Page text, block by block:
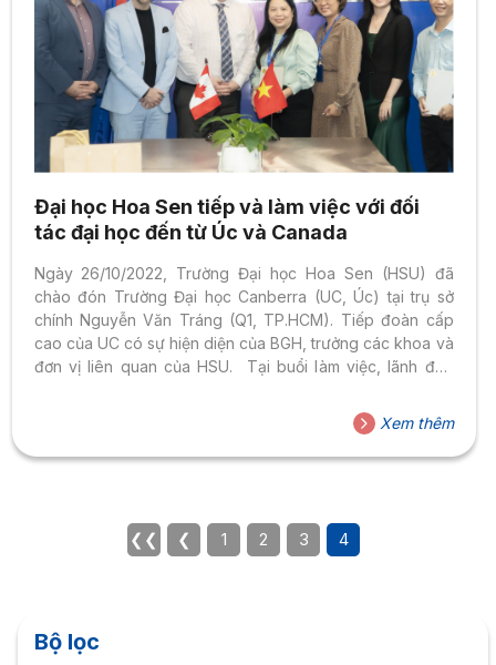
Đại học Hoa Sen tiếp và làm việc với đối
tác đại học đến từ Úc và Canada
Ngày 26/10/2022, Trường Đại học Hoa Sen (HSU) đã
chào đón Trường Đại học Canberra (UC, Úc) tại trụ sở
chính Nguyễn Văn Tráng (Q1, TP.HCM). Tiếp đoàn cấp
cao của UC có sự hiện diện của BGH, trưởng các khoa và
đơn vị liên quan của HSU. Tại buổi làm việc, lãnh đạo
của nhà trường với mục tiêu trở thành trường đại học quốc
tế trong 2 năm tới. Bên cạnh việc tiếp tục duy trì và phát
huy các chương trình trao đổi học thuật,...
Xem thêm
❮❮ ❮ 1 2 3 4
Bộ lọc